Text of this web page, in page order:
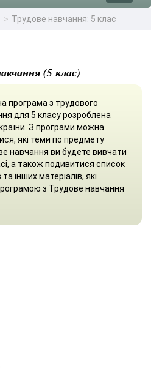
Трудове навчання: 5 клас
(5 клас)
програма з трудового
для 5 класу розроблена
З програми можна
які теми по предмету
навчання ви будете вивчати
а також подивитися список
інших матеріалів, які
з Трудове навчання